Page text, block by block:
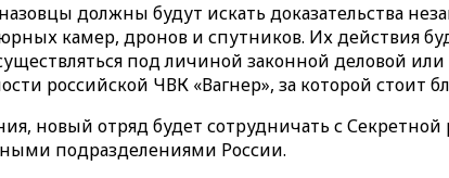
должны будут искать доказательства
камер, дронов и спутников. Их действия
под личиной законной деловой
российской ЧВК «Вагнер», за которой
новый отряд будет сотрудничать с
подразделениями России.